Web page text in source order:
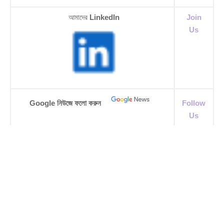
আমাদের LinkedIn
Join
Us
Google নিউজে ফলো করুন
Follow
Us